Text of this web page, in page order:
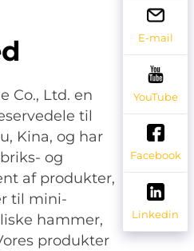
Co., Ltd. en
til
Kina, og har
og
af produkter,
til mini-
hammer,
produkter
E-mail
YouTube
Facebook
Linkedin